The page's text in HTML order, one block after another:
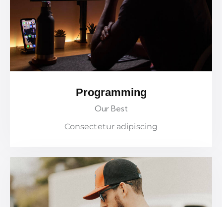
Programming
Our Best
Consectetur adipiscing